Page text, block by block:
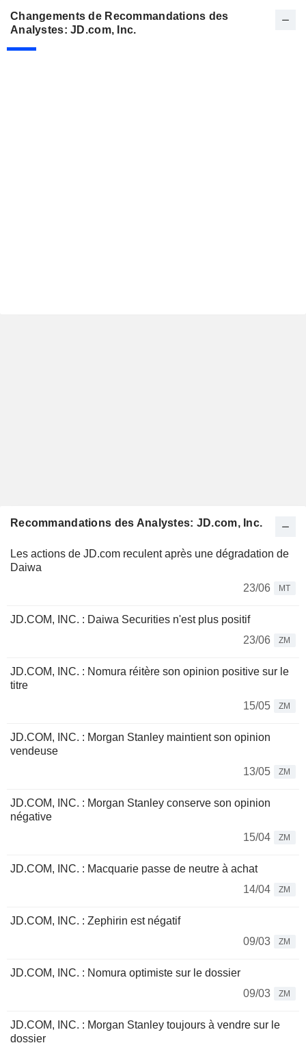
Changements de Recommandations des
Analystes: JD.com, Inc.
Recommandations des Analystes: JD.com, Inc.
Les actions de JD.com reculent après une dégradation de
Daiwa
23/06
MT
JD.COM, INC. : Daiwa Securities n'est plus positif
23/06
ZM
JD.COM, INC. : Nomura réitère son opinion positive sur le
titre
15/05
ZM
JD.COM, INC. : Morgan Stanley maintient son opinion
vendeuse
13/05
ZM
JD.COM, INC. : Morgan Stanley conserve son opinion
négative
15/04
ZM
JD.COM, INC. : Macquarie passe de neutre à achat
14/04
ZM
JD.COM, INC. : Zephirin est négatif
09/03
ZM
JD.COM, INC. : Nomura optimiste sur le dossier
09/03
ZM
JD.COM, INC. : Morgan Stanley toujours à vendre sur le
dossier